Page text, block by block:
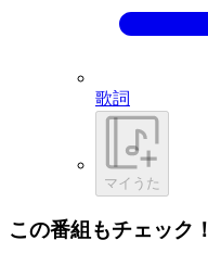
歌詞
マイうた
この番組もチェック！